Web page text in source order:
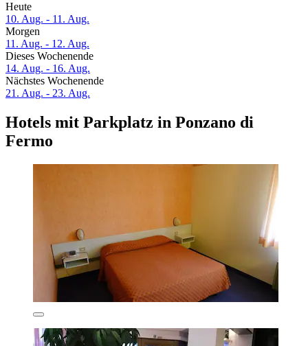
Heute
10. Aug. - 11. Aug.
Morgen
11. Aug. - 12. Aug.
Dieses Wochenende
14. Aug. - 16. Aug.
Nächstes Wochenende
21. Aug. - 23. Aug.
Hotels mit Parkplatz in Ponzano di
Fermo